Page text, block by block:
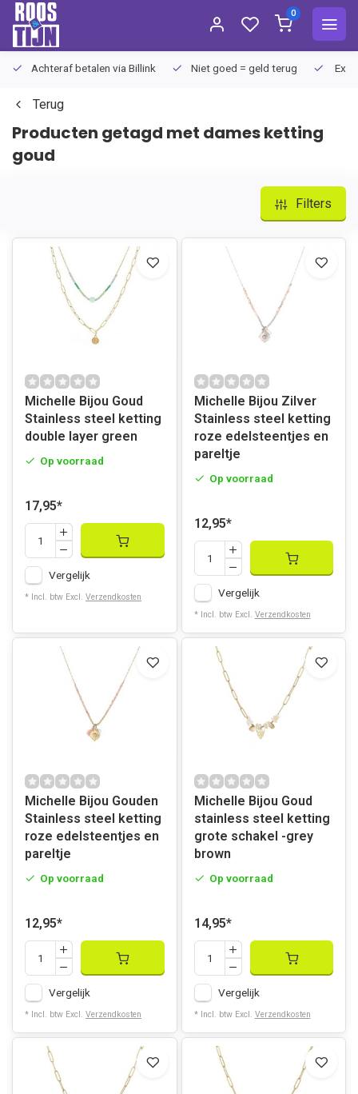
0
Achteraf betalen via Billink Niet goed = geld terug
Terug
Producten getagd met dames ketting
goud
Filters
Michelle Bijou Goud
Stainless steel ketting
double layer green
Op voorraad
17,95*
Vergelijk
* Incl. btw Excl. Verzendkosten
Michelle Bijou Zilver
Stainless steel ketting
roze edelsteentjes en
pareltje
Op voorraad
12,95*
Vergelijk
* Incl. btw Excl. Verzendkosten
Michelle Bijou Gouden
Stainless steel ketting
roze edelsteentjes en
pareltje
Op voorraad
12,95*
Vergelijk
* Incl. btw Excl. Verzendkosten
Michelle Bijou Goud
stainless steel ketting
grote schakel -grey
brown
Op voorraad
14,95*
Vergelijk
* Incl. btw Excl. Verzendkosten